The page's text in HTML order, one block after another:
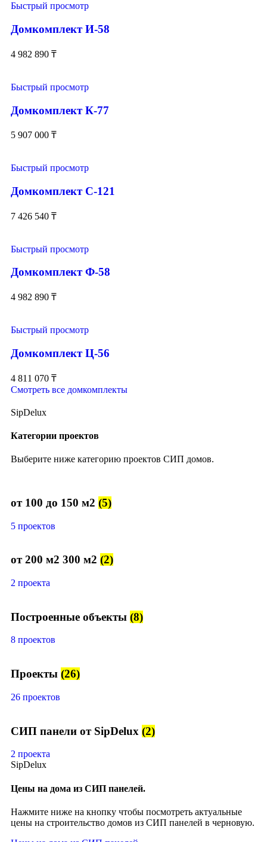
Быстрый просмотр
Домкомплект И-58
4 982 890 ₸
Быстрый просмотр
Домкомплект К-77
5 907 000 ₸
Быстрый просмотр
Домкомплект С-121
7 426 540 ₸
Быстрый просмотр
Домкомплект Ф-58
4 982 890 ₸
Быстрый просмотр
Домкомплект Ц-56
4 811 070 ₸
Смотреть все домкомплекты
SipDelux
Категории проектов
Выберите ниже категорию проектов СИП домов.
от 100 до 150 м2 (5)
5 проектов
от 200 м2 300 м2 (2)
2 проекта
Построенные объекты (8)
8 проектов
Проекты (26)
26 проектов
СИП панели от SipDelux (2)
2 проекта
SipDelux
Цены на дома из СИП панелей.
Нажмите ниже на кнопку чтобы посмотреть актуальные
цены на строительство домов из СИП панелей в черновую.